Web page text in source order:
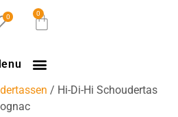
0 0
/ Hi-Di-Hi Schoudertas